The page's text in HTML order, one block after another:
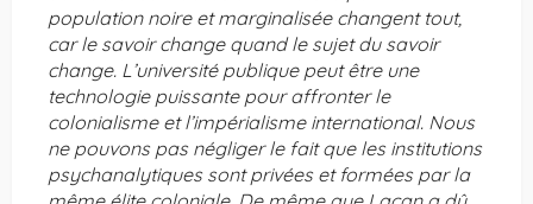
population noire et marginalisée changent tout,
car le savoir change quand le sujet du savoir
change. L’université publique peut être une
technologie puissante pour affronter le
colonialisme et l’impérialisme international. Nous
ne pouvons pas négliger le fait que les institutions
psychanalytiques sont privées et formées par la